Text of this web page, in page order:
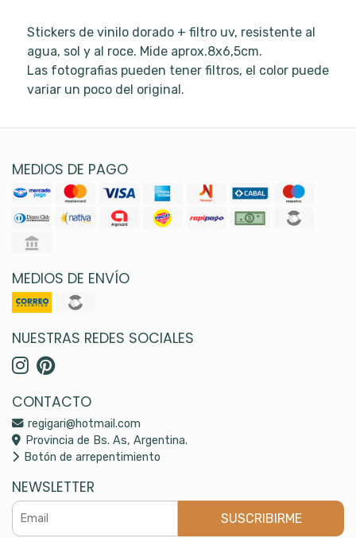
Stickers de vinilo dorado + filtro uv, resistente al
agua, sol y al roce. Mide aprox.8x6,5cm.
Las fotografias pueden tener filtros, el color puede
variar un poco del original.
MEDIOS DE PAGO
MEDIOS DE ENVÍO
NUESTRAS REDES SOCIALES
CONTACTO
regigari@hotmail.com
Provincia de Bs. As, Argentina.
Botón de arrepentimiento
NEWSLETTER
SUSCRIBIRME